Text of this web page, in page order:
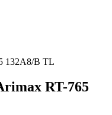
132A8/B TL
RT-765